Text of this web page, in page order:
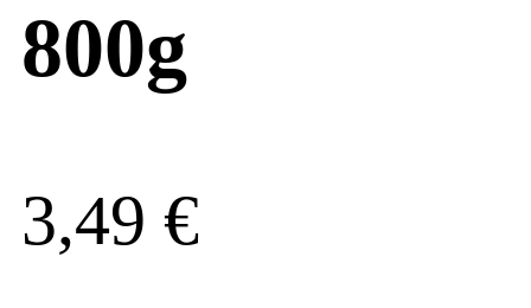
800g
3,49 €